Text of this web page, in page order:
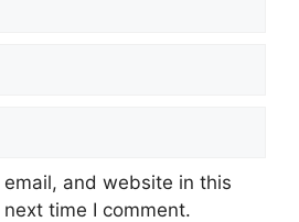
email, and website in this
time I comment.